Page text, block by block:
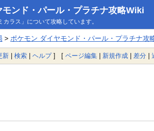
ンド・パール・プラチナ攻略Wiki
カラス」について攻略しています。
> ポケモン ダイヤモンド・パール・プラチナ攻
新 | 検索 | ヘルプ] [ ページ編集 | 新規作成 | 差分 |